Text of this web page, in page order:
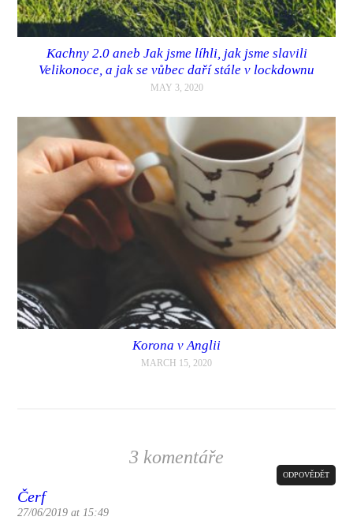
Kachny 2.0 aneb Jak jsme líhli, jak jsme slavili
Velikonoce, a jak se vůbec daří stále v lockdownu
MAY 3, 2020
Korona v Anglii
MARCH 15, 2020
3 komentáře
Čerf
27/06/2019 at 15:49
ODPOVĚDĚT